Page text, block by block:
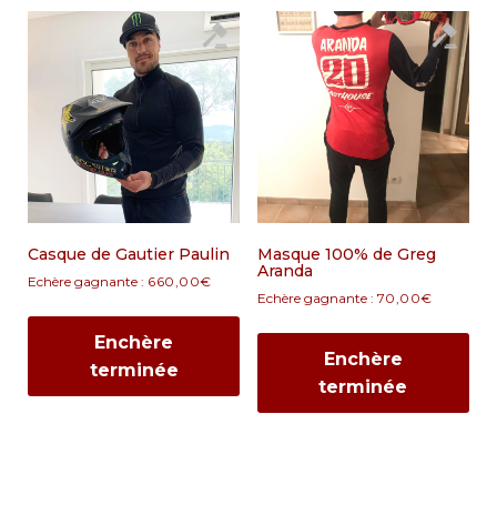
Casque de Gautier Paulin
Echère gagnante : 660,00€
Enchère
terminée
Masque 100% de Greg
Aranda
Echère gagnante : 70,00€
Enchère
terminée